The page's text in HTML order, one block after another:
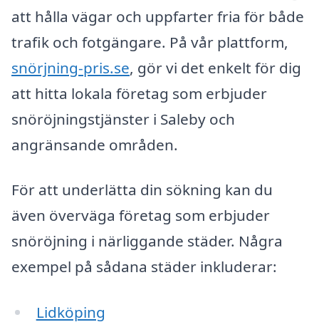
att hålla vägar och uppfarter fria för både
trafik och fotgängare. På vår plattform,
snörjning-pris.se, gör vi det enkelt för dig
att hitta lokala företag som erbjuder
snöröjningstjänster i Saleby och
angränsande områden.
För att underlätta din sökning kan du
även överväga företag som erbjuder
snöröjning i närliggande städer. Några
exempel på sådana städer inkluderar:
Lidköping